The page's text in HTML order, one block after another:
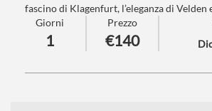
fascino di Klagenfurt, l’eleganza di Velden
Villach!
Numero partecipanti: minimo 20 -
Giorni
1
Prezzo
€140